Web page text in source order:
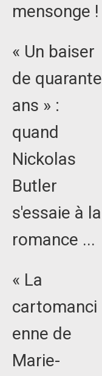
mensonge !
« Un baiser
de quarante
ans » :
quand
Nickolas
Butler
s'essaie à la
romance ...
« La
cartomanci
enne de
Marie-